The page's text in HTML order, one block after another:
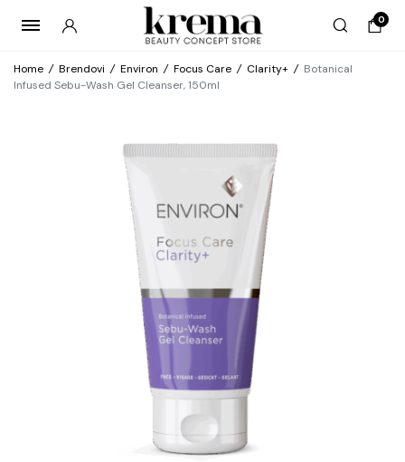
0
Home / Brendovi / Environ / Focus Care / Clarity+ / Botanical
Infused Sebu-Wash Gel Cleanser, 150ml